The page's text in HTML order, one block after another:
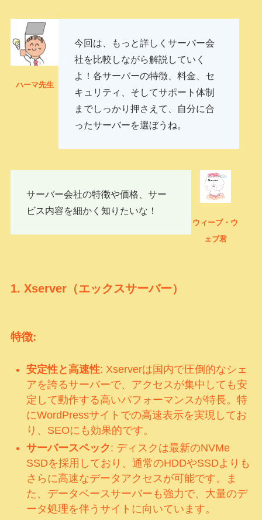
ハーマ先生
今回は、もっと詳しくサーバー会
社を比較しながら解説していく
よ！各サーバーの特徴、料金、セ
キュリティ、そしてサポート体制
までしっかり押さえて、自分に合
ったサーバーを選ぼうね。
サーバー会社の特徴や価格、サー
ビス内容を細かく知りたいな！
ウィーブ・ウ
ェブ君
1. Xserver（エックスサーバー）
特徴:
安定性と高速性: Xserverは国内で圧倒的なシェ
アを誇るサーバーで、アクセスが集中しても安
定して動作する高いパフォーマンスが特長。特
にWordPressサイトでの高速表示を実現してお
り、SEOにも効果的です。
サーバースペック: ディスクは最新のNVMe
SSDを採用しており、通常のHDDやSSDよりも
さらに高速なデータアクセスが可能です。ま
た、データベースサーバーも強力で、大量のデ
ータ処理を伴うサイトに向いています。